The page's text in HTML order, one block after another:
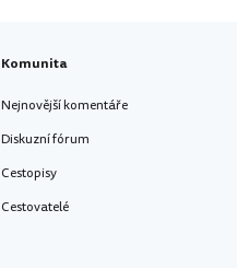
Komunita
Nejnovější komentáře
Diskuzní fórum
Cestopisy
Cestovatelé